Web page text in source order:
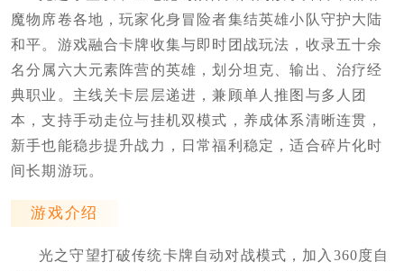
魔物席卷各地，玩家化身冒险者集结英雄小队守护大陆
和平。游戏融合卡牌收集与即时团战玩法，收录五十余
名分属六大元素阵营的英雄，划分坦克、输出、治疗经
典职业。主线关卡层层递进，兼顾单人推图与多人团
本，支持手动走位与挂机双模式，养成体系清晰连贯，
新手也能稳步提升战力，日常福利稳定，适合碎片化时
间长期游玩。
游戏介绍
光之守望打破传统卡牌自动对战模式，加入360度自